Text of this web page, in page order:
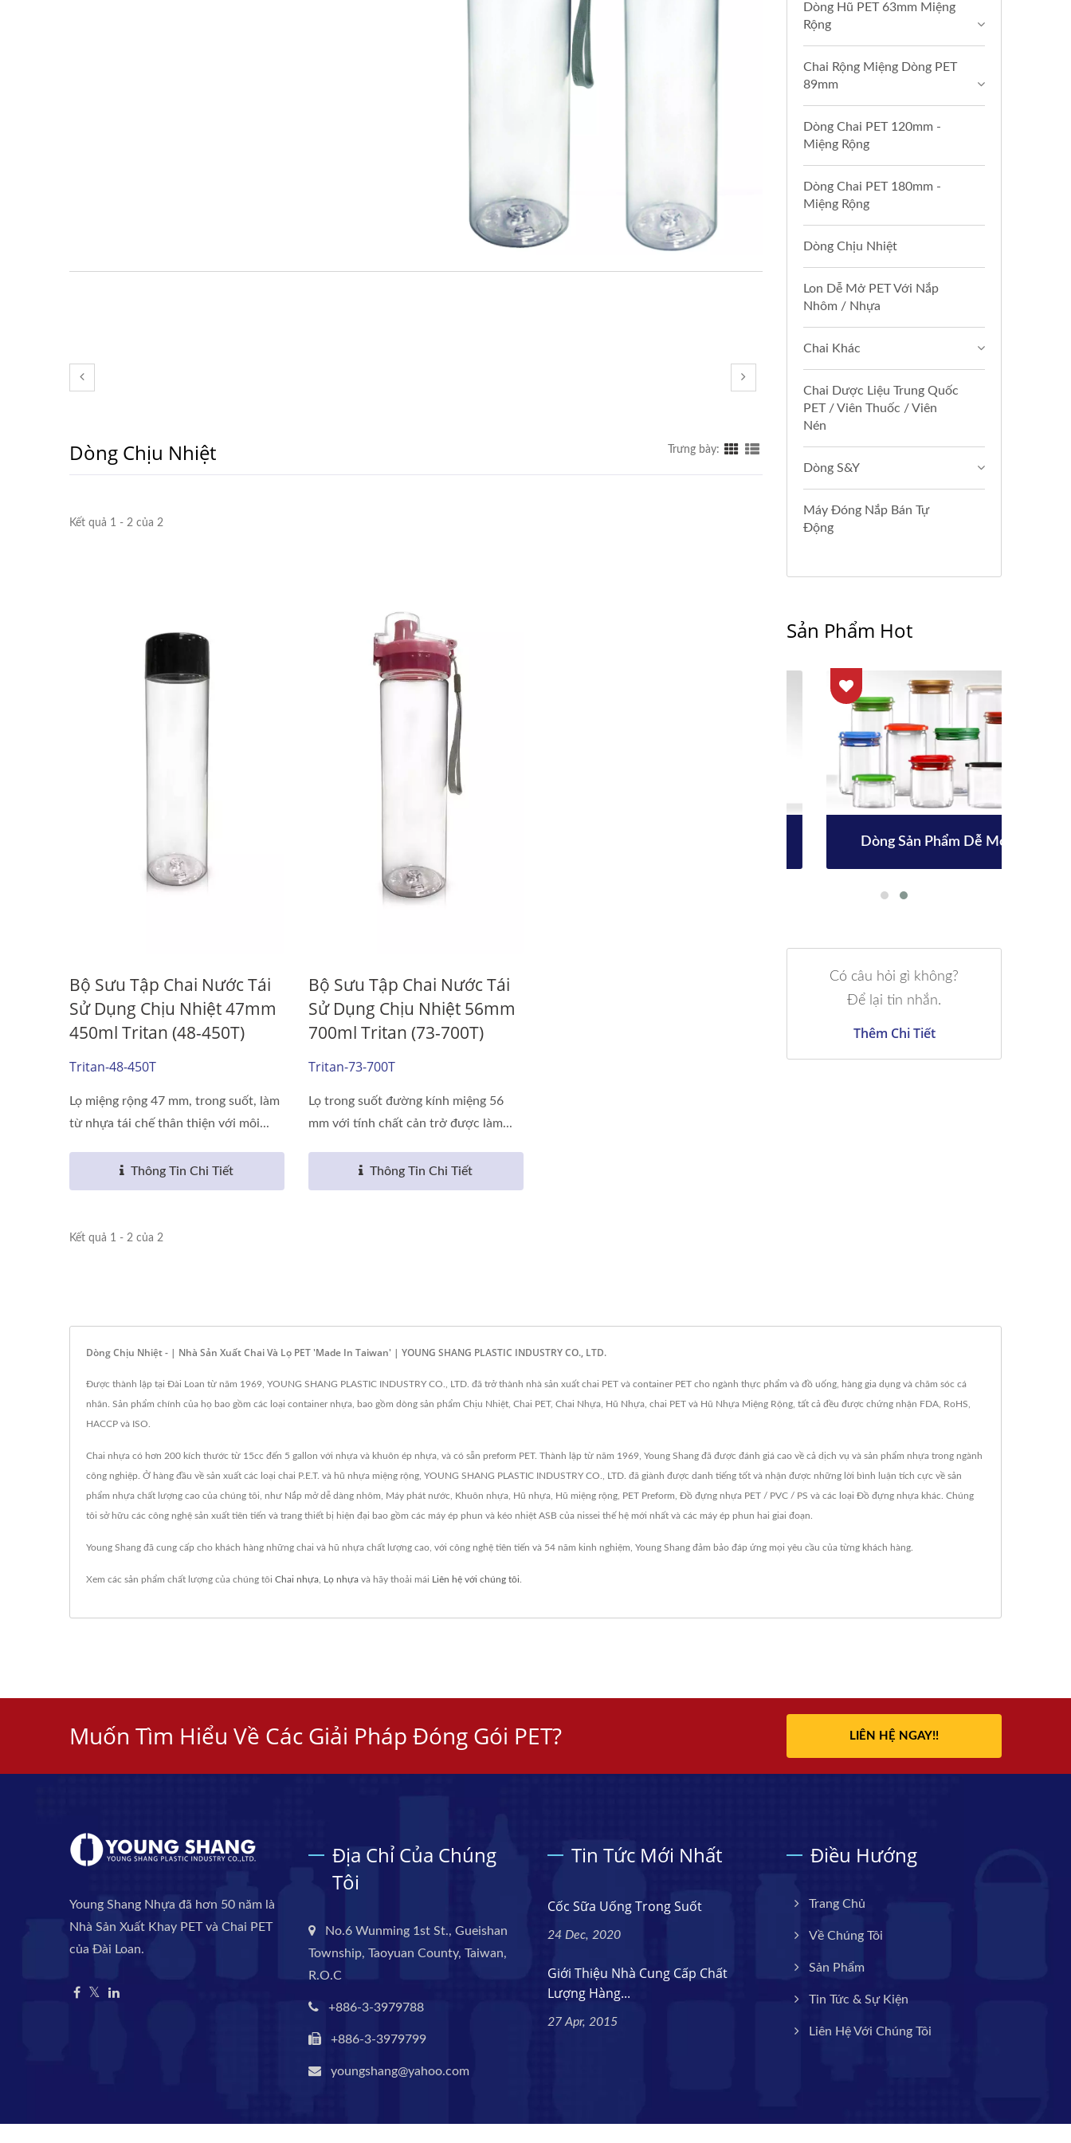
Dòng Chịu Nhiệt Trưng bày:
Kết quả 1 - 2 của 2
Bộ Sưu Tập Chai Nước Tái
Sử Dụng Chịu Nhiệt 47mm
450ml Tritan (48-450T)
Tritan-48-450T
Lọ miệng rộng 47 mm, trong suốt, làm
từ nhựa tái chế thân thiện với môi...
Thông Tin Chi Tiết
Bộ Sưu Tập Chai Nước Tái
Sử Dụng Chịu Nhiệt 56mm
700ml Tritan (73-700T)
Tritan-73-700T
Lọ trong suốt đường kính miệng 56
mm với tính chất cản trở được làm...
Thông Tin Chi Tiết
Kết quả 1 - 2 của 2
Dòng Hũ PET 63mm Miệng
Rộng
Chai Rộng Miệng Dòng PET
89mm
Dòng Chai PET 120mm -
Miệng Rộng
Dòng Chai PET 180mm -
Miệng Rộng
Dòng Chịu Nhiệt
Lon Dễ Mở PET Với Nắp
Nhôm / Nhựa
Chai Khác
Chai Dược Liệu Trung Quốc
PET / Viên Thuốc / Viên
Nén
Dòng S&Y
Máy Đóng Nắp Bán Tự
Động
Sản Phẩm Hot
Dòng Sản Phẩm Dễ Mở
Có câu hỏi gì không?
Để lại tin nhắn.
Thêm Chi Tiết
Dòng Chịu Nhiệt - | Nhà Sản Xuất Chai Và Lọ PET 'Made In Taiwan' | YOUNG SHANG PLASTIC INDUSTRY CO., LTD.
Được thành lập tại Đài Loan từ năm 1969, YOUNG SHANG PLASTIC INDUSTRY CO., LTD. đã trở thành nhà sản xuất chai PET và container PET cho ngành thực phẩm và đồ uống, hàng gia dụng và chăm sóc cá
nhân. Sản phẩm chính của họ bao gồm các loại container nhựa, bao gồm dòng sản phẩm Chịu Nhiệt, Chai PET, Chai Nhựa, Hũ Nhựa, chai PET và Hũ Nhựa Miệng Rộng, tất cả đều được chứng nhận FDA, RoHS,
HACCP và ISO.
Chai nhựa có hơn 200 kích thước từ 15cc đến 5 gallon với nhựa và khuôn ép nhựa, và có sẵn preform PET. Thành lập từ năm 1969, Young Shang đã được đánh giá cao về cả dịch vụ và sản phẩm nhựa trong ngành
công nghiệp. Ở hàng đầu về sản xuất các loại chai P.E.T. và hũ nhựa miệng rộng, YOUNG SHANG PLASTIC INDUSTRY CO., LTD. đã giành được danh tiếng tốt và nhận được những lời bình luận tích cực về sản
phẩm nhựa chất lượng cao của chúng tôi, như Nắp mở dễ dàng nhôm, Máy phát nước, Khuôn nhựa, Hũ nhựa, Hũ miệng rộng, PET Preform, Đồ đựng nhựa PET / PVC / PS và các loại Đồ đựng nhựa khác. Chúng
tôi sở hữu các công nghệ sản xuất tiên tiến và trang thiết bị hiện đại bao gồm các máy ép phun và kéo nhiệt ASB của nissei thế hệ mới nhất và các máy ép phun hai giai đoạn.
Young Shang đã cung cấp cho khách hàng những chai và hũ nhựa chất lượng cao, với công nghệ tiên tiến và 54 năm kinh nghiệm, Young Shang đảm bảo đáp ứng mọi yêu cầu của từng khách hàng.
Xem các sản phẩm chất lượng của chúng tôi Chai nhựa Lọ nhựa và hãy thoải mái Liên hệ với chúng tôi
Muốn Tìm Hiểu Về Các Giải Pháp Đóng Gói PET? LIÊN HỆ NGAY!!
Young Shang Nhựa đã hơn 50 năm là
Nhà Sản Xuất Khay PET và Chai PET
của Đài Loan.
Địa Chỉ Của Chúng
Tôi
No.6 Wunming 1st St., Gueishan
Township, Taoyuan County, Taiwan,
R.O.C
+886-3-3979788
+886-3-3979799
youngshang@yahoo.com
Tin Tức Mới Nhất
Cốc Sữa Uống Trong Suốt
24 Dec, 2020
Giới Thiệu Nhà Cung Cấp Chất
Lượng Hàng...
27 Apr, 2015
Điều Hướng
Trang Chủ
Về Chúng Tôi
Sản Phẩm
Tin Tức & Sự Kiện
Liên Hệ Với Chúng Tôi